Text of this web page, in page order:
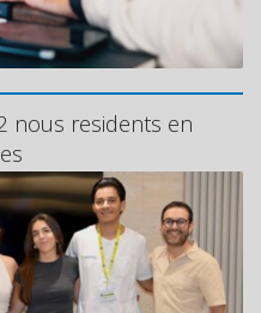
nous residents en